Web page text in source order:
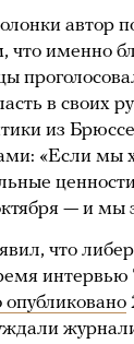
автор
что именно
в своих
из
«Если мы
— и мы
что
опубликовано